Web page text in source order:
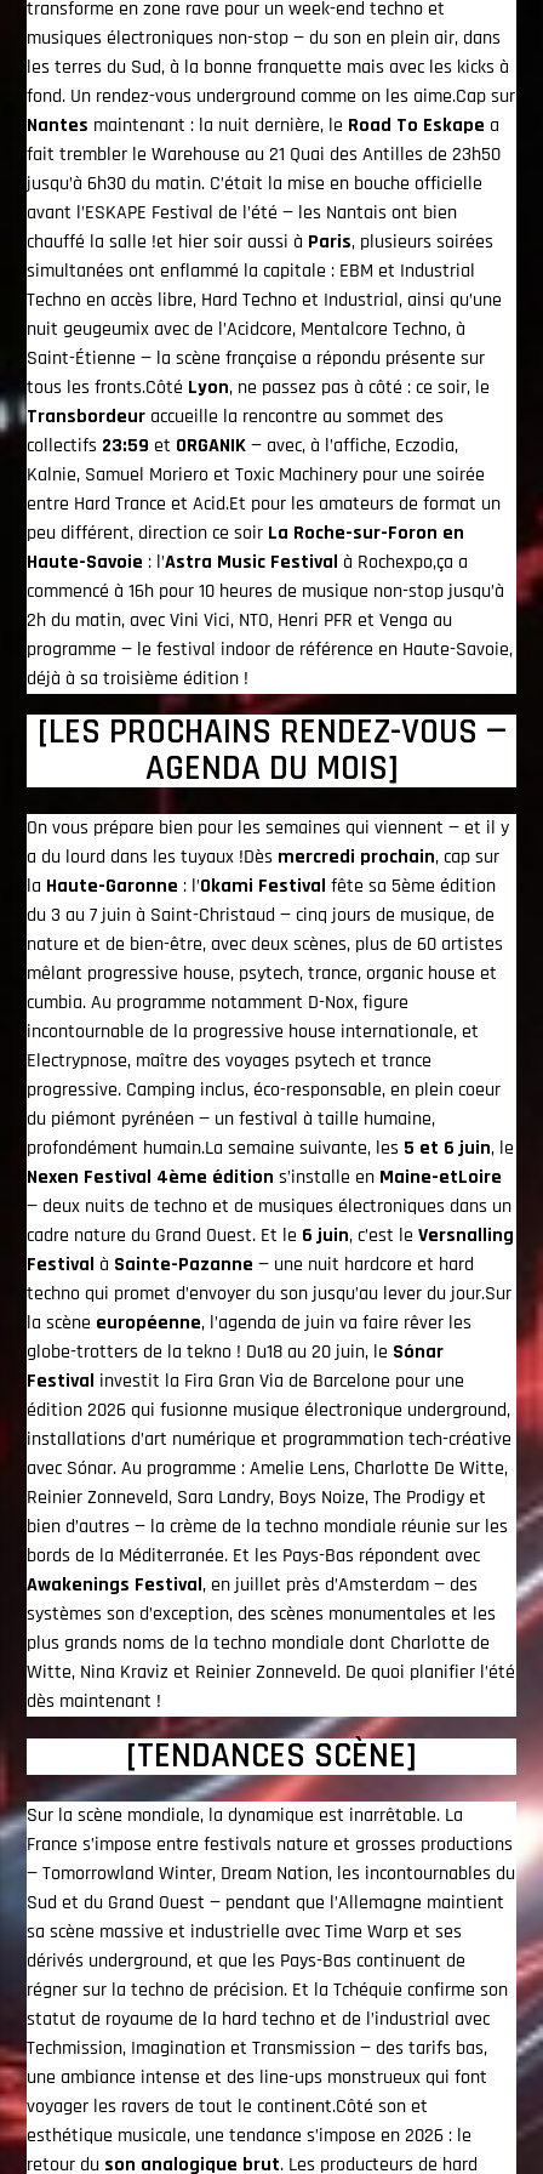
Emission En Cours
La Playlist
00:00 24:00
Le Direct
transforme en zone rave pour un week-end techno et
musiques électroniques non-stop — du son en plein air, dans
les terres du Sud, à la bonne franquette mais avec les kicks à
fond. Un rendez-vous underground comme on les aime.Cap sur
Nantes maintenant : la nuit dernière, le Road To Eskape a
fait trembler le Warehouse au 21 Quai des Antilles de 23h50
jusqu’à 6h30 du matin. C’était la mise en bouche officielle
avant l’ESKAPE Festival de l’été — les Nantais ont bien
chauffé la salle !et hier soir aussi à Paris, plusieurs soirées
simultanées ont enflammé la capitale : EBM et Industrial
Techno en accès libre, Hard Techno et Industrial, ainsi qu’une
nuit geugeumix avec de l’Acidcore, Mentalcore Techno, à
Saint-Étienne — la scène française a répondu présente sur
tous les fronts.Côté Lyon, ne passez pas à côté : ce soir, le
Transbordeur accueille la rencontre au sommet des
collectifs 23:59 et ORGANIK— avec, à l’affiche, Eczodia,
Kalnie, Samuel Moriero et Toxic Machinery pour une soirée
entre Hard Trance et Acid.Et pour les amateurs de format un
peu différent, direction ce soir La Roche-sur-Foron en
Haute-Savoie : l’Astra Music Festival à Rochexpo,ça a
commencé à 16h pour 10 heures de musique non-stop jusqu’à
2h du matin, avec Vini Vici, NTO, Henri PFR et Venga au
programme — le festival indoor de référence en Haute-Savoie,
déjà à sa troisième édition !
[LES PROCHAINS RENDEZ-VOUS —
AGENDA DU MOIS]
On vous prépare bien pour les semaines qui viennent — et il y
a du lourd dans les tuyaux !Dès mercredi prochain, cap sur
la Haute-Garonne : l’Okami Festival fête sa 5ème édition
du 3 au 7 juin à Saint-Christaud — cinq jours de musique, de
nature et de bien-être, avec deux scènes, plus de 60 artistes
mêlant progressive house, psytech, trance, organic house et
cumbia. Au programme notamment D-Nox, figure
incontournable de la progressive house internationale, et
Electrypnose, maître des voyages psytech et trance
progressive. Camping inclus, éco-responsable, en plein coeur
du piémont pyrénéen — un festival à taille humaine,
profondément humain.La semaine suivante, les 5 et 6 juin, le
Nexen Festival 4ème édition s’installe en Maine-etLoire
— deux nuits de techno et de musiques électroniques dans un
cadre nature du Grand Ouest. Et le 6 juin, c’est leVersnalling
Festival à Sainte-Pazanne — une nuit hardcore et hard
techno qui promet d’envoyer du son jusqu’au lever du jour.Sur
la scène européenne, l’agenda de juin va faire rêver les
globe-trotters de la tekno ! Du18 au 20 juin, le Sónar
Festival investit la Fira Gran Via de Barcelone pour une
édition 2026 qui fusionne musique électronique underground,
installations d’art numérique et programmation tech-créative
avec Sónar. Au programme : Amelie Lens, Charlotte De Witte,
Reinier Zonneveld, Sara Landry, Boys Noize, The Prodigy et
bien d’autres — la crème de la techno mondiale réunie sur les
bords de la Méditerranée. Et les Pays-Bas répondent avec
Awakenings Festival, en juillet près d’Amsterdam — des
systèmes son d’exception, des scènes monumentales et les
plus grands noms de la techno mondiale dont Charlotte de
Witte, Nina Kraviz et Reinier Zonneveld. De quoi planifier l’été
dès maintenant !
[TENDANCES SCÈNE]
Sur la scène mondiale, la dynamique est inarrêtable. La
France s’impose entre festivals nature et grosses productions
— Tomorrowland Winter, Dream Nation, les incontournables du
Sud et du Grand Ouest — pendant que l’Allemagne maintient
sa scène massive et industrielle avec Time Warp et ses
dérivés underground, et que les Pays-Bas continuent de
régner sur la techno de précision. Et la Tchéquie confirme son
statut de royaume de la hard techno et de l’industrial avec
Techmission, Imagination et Transmission — des tarifs bas,
une ambiance intense et des line-ups monstrueux qui font
voyager les ravers de tout le continent.Côté son et
esthétique musicale, une tendance s’impose en 2026 : le
retour du son analogique brut. Les producteurs de hard